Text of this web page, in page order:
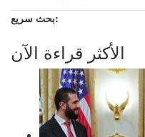
بحث سريع:
الأكثر قراءة الآن